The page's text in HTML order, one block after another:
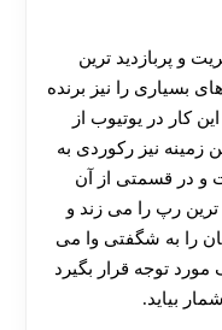
و پربازدید ترین
بسیاری را نیز برنده
کار در یوتیوب از
زمینه نیز رکوردی به
و در قسمتی از آن
رپ را می زند و
را به شگفتی وا می
توجه قرار بگیرد
بیاید.